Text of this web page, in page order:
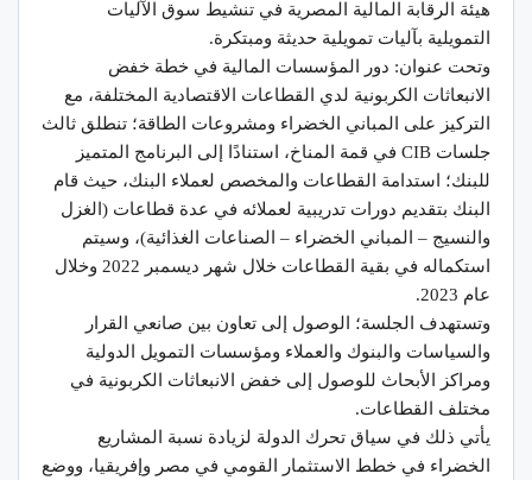
هيئة الرقابة المالية المصرية في تنشيط سوق الآليات
التمويلية بآليات تمويلية حديثة ومبتكرة.
وتحت عنوان: دور المؤسسات المالية في خطة خفض
الانبعاثات الكربونية لدي القطاعات الاقتصادية المختلفة، مع
التركيز على المباني الخضراء ومشروعات الطاقة؛ تنطلق ثالث
جلسات CIB في قمة المناخ، استنادًا إلى البرنامج المتميز
للبنك؛ استدامة القطاعات والمخصص لعملاء البنك، حيث قام
البنك بتقديم دورات تدريبية لعملائه في عدة قطاعات (الغزل
والنسيج – المباني الخضراء – الصناعات الغذائية)، وسيتم
استكماله في بقية القطاعات خلال شهر ديسمبر 2022 وخلال
عام 2023.
وتستهدف الجلسة؛ الوصول إلى تعاون بين صانعي القرار
والسياسات والبنوك والعملاء ومؤسسات التمويل الدولية
ومراكز الأبحاث للوصول إلى خفض الانبعاثات الكربونية في
مختلف القطاعات.
يأتي ذلك في سياق تحرك الدولة لزيادة نسبة المشاريع
الخضراء في خطط الاستثمار القومي في مصر وإفريقيا، ووضع